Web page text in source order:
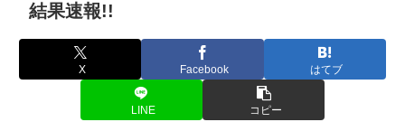
結果速報!!
X Facebook はてブ
LINE コピー